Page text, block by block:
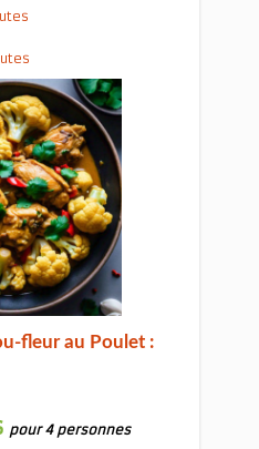
fleur au Poulet
fleur au Poulet :
pour 4 personnes